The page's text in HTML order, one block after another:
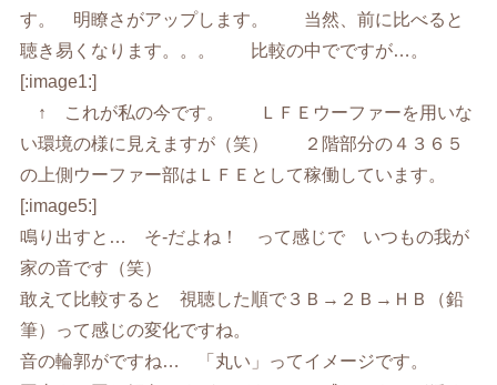
す。 明瞭さがアップします。 当然、前に比べると
聴き易くなります。。。 比較の中でですが…。
[:image1:]
↑ これが私の今です。 ＬＦＥウーファーを用いな
い環境の様に見えますが（笑） ２階部分の４３６５
の上側ウーファー部はＬＦＥとして稼働しています。
[:image5:]
鳴り出すと… そ-だよね！ って感じで いつもの我が
家の音です（笑）
敢えて比較すると 視聴した順で３Ｂ→２Ｂ→ＨＢ（鉛
筆）って感じの変化ですね。
音の輪郭がですね… 「丸い」ってイメージです。